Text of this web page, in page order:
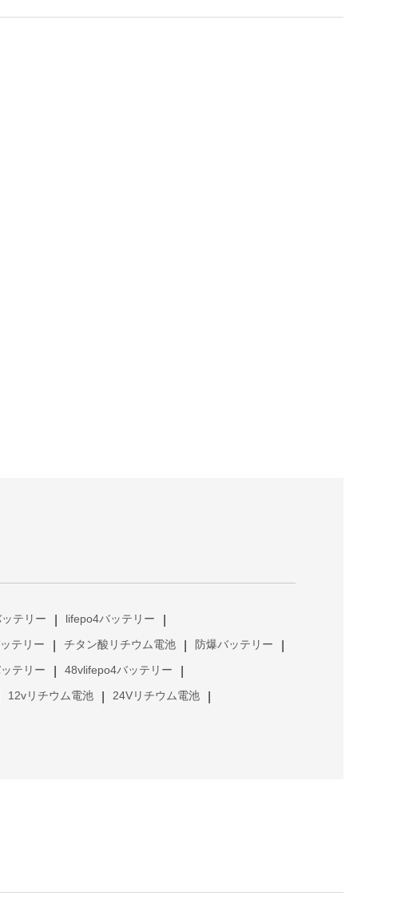
テリー lifepo4バッテリー
テリー チタン酸リチウム電池 防爆バッテリー
テリー 48vlifepo4バッテリー
12vリチウム電池 24Vリチウム電池